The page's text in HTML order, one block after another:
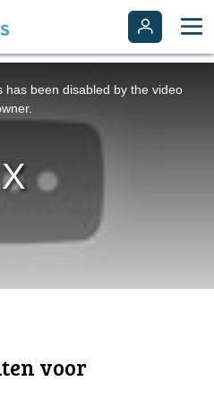
has been disabled by the video
voor